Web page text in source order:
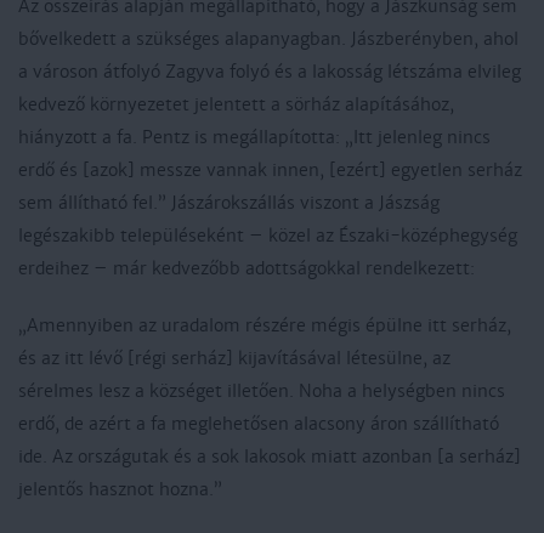
Az összeírás alapján megállapítható, hogy a Jászkunság sem
bővelkedett a szükséges alapanyagban. Jászberényben, ahol
a városon átfolyó Zagyva folyó és a lakosság létszáma elvileg
kedvező környezetet jelentett a sörház alapításához,
hiányzott a fa. Pentz is megállapította: „Itt jelenleg nincs
erdő és [azok] messze vannak innen, [ezért] egyetlen serház
sem állítható fel.” Jászárokszállás viszont a Jászság
legészakibb településeként – közel az Északi-középhegység
erdeihez – már kedvezőbb adottságokkal rendelkezett:
„Amennyiben az uradalom részére mégis épülne itt serház,
és az itt lévő [régi serház] kijavításával létesülne, az
sérelmes lesz a községet illetően. Noha a helységben nincs
erdő, de azért a fa meglehetősen alacsony áron szállítható
ide. Az országutak és a sok lakosok miatt azonban [a serház]
jelentős hasznot hozna.”